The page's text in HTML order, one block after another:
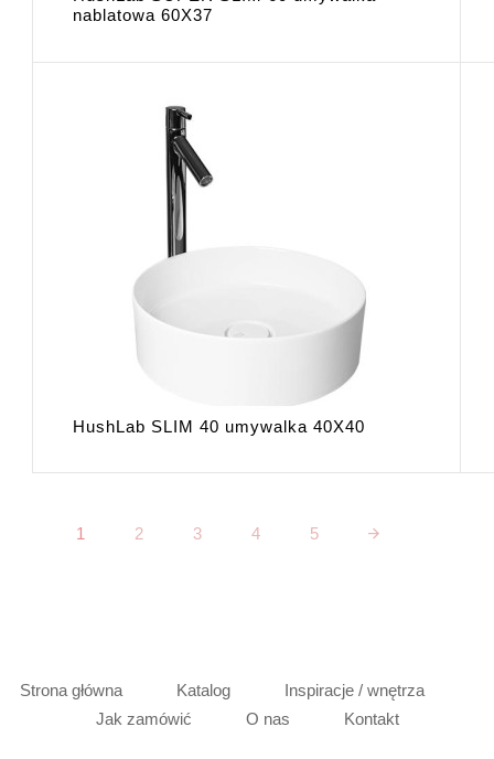
nablatowa 60X37
HushLab SLIM 40 umywalka 40X40
1 2 3 4 5
Strona główna Katalog
Inspiracje / wnętrza
Jak zamówić
O nas Kontakt